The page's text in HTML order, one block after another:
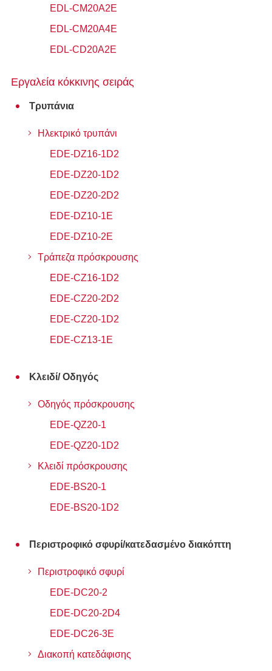
EDL-CM20A2E
EDL-CM20A4E
EDL-CD20A2E
Εργαλεία κόκκινης σειράς
Τρυπάνια
Ηλεκτρικό τρυπάνι
EDE-DZ16-1D2
EDE-DZ20-1D2
EDE-DZ20-2D2
EDE-DZ10-1E
EDE-DZ10-2E
Τράπεζα πρόσκρουσης
EDE-CZ16-1D2
EDE-CZ20-2D2
EDE-CZ20-1D2
EDE-CZ13-1E
Κλειδί/ Οδηγός
Οδηγός πρόσκρουσης
EDE-QZ20-1
EDE-QZ20-1D2
Κλειδί πρόσκρουσης
EDE-BS20-1
EDE-BS20-1D2
Περιστροφικό σφυρί/κατεδασμένο διακόπτη
Περιστροφικό σφυρί
EDE-DC20-2
EDE-DC20-2D4
EDE-DC26-3E
Διακοπή κατεδάφισης